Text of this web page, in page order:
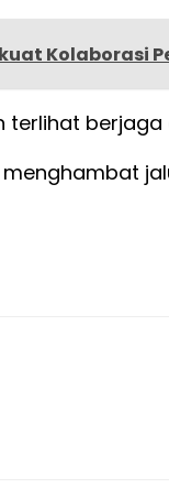
Kolaborasi
terlihat